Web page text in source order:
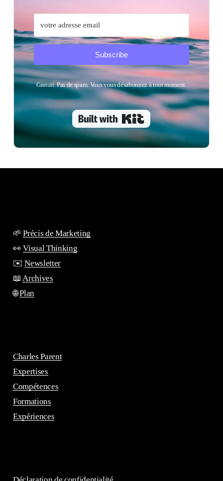
Subscribe
Gratuit. Pas de spam. Vous vous désabonnez à tout moment.
Built with Kit
🌱Précis de Marketing
👀Visual Thinking
✉️Newsletter
📖 Archives
🌐Plan
Charles Parent
Expertises
Compétences
Formations
Expériences